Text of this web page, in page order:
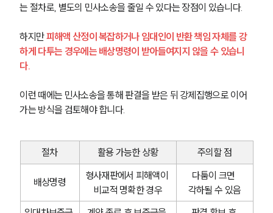
형사 주요 업무사례
사례분석/최신동향
형사소송·상담후기
형사그룹 업무
전체
는 절차로, 별도의 민사소송을 줄일 수 있다는 장점이 있습니다.
하지만 피해액 산정이 복잡하거나 임대인이 반환 책임 자체를 강
하게 다투는 경우에는 배상명령이 받아들여지지 않을 수 있습니
다.
이런 때에는 민사소송을 통해 판결을 받은 뒤 강제집행으로 이어
가는 방식을 검토해야 합니다.
절차 활용 가능한 상황 주의할 점
배상명령
형사재판에서 피해액이
비교적 명확한 경우
다툼이 크면
각하될 수 있음